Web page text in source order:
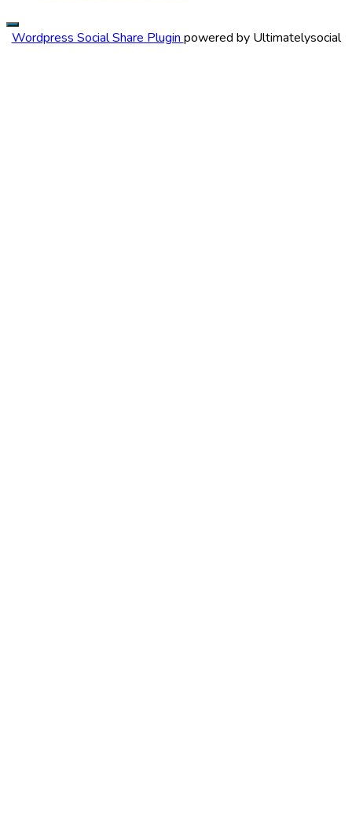
Wordpress Social Share Plugin powered by Ultimatelysocial